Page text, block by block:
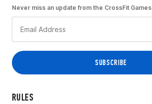
RULES
Never miss an update from the CrossFit Games